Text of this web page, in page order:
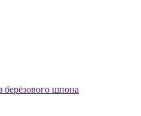
берёзового шпона